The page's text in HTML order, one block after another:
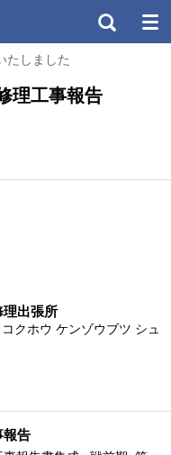
たしました
理工事報告
理出張所
クホウ ケンゾウブツ シュ
報告